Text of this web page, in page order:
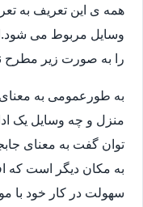
همه ی این تعریف به
وسایل مربوط می
را به صورت زیر مطرح
به طورعمومی به
منزل و چه وسایل یک
توان گفت به معنای
به مکان دیگر است که
سهولت در کار خود با